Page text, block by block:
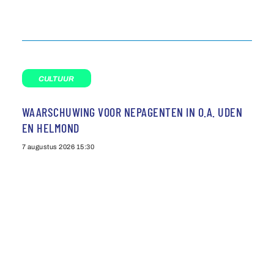
CULTUUR
WAARSCHUWING VOOR NEPAGENTEN IN O.A. UDEN
EN HELMOND
7 augustus 2026 15:30